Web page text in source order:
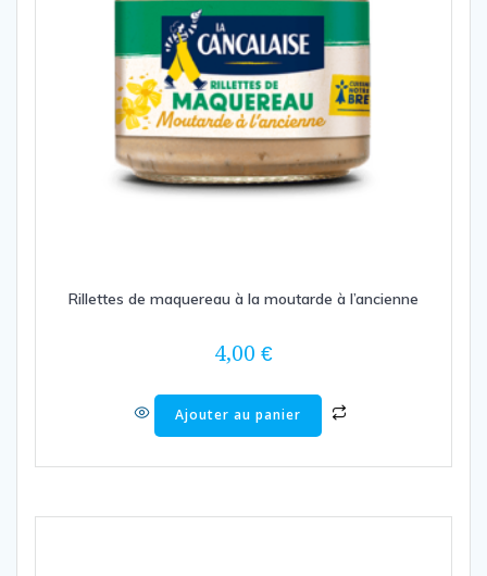
Rillettes de maquereau à la moutarde à l’ancienne
4,00 €
Ajouter au panier